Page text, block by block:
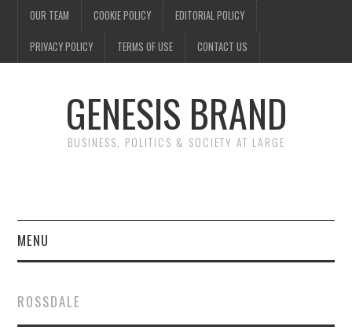
OUR TEAM COOKIE POLICY EDITORIAL POLICY
PRIVACY POLICY TERMS OF USE CONTACT US
GENESIS BRAND
BUSINESS, POLITICS & SOCIETY AT LARGE
MENU
FINANCE
ROSSDALE